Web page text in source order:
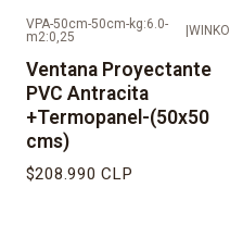
VPA-50cm-50cm-kg:6.0-
m2:0,25
WINKO
Ventana Proyectante
PVC Antracita
+Termopanel-(50x50
cms)
$208.990 CLP